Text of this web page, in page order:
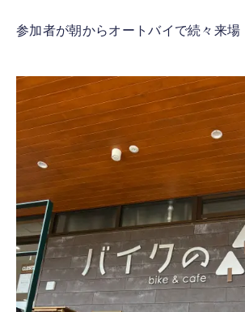
参加者が朝からオートバイで続々来場